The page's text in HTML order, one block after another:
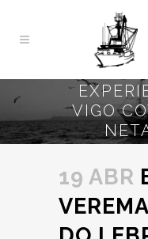
VIGO
19 ABR